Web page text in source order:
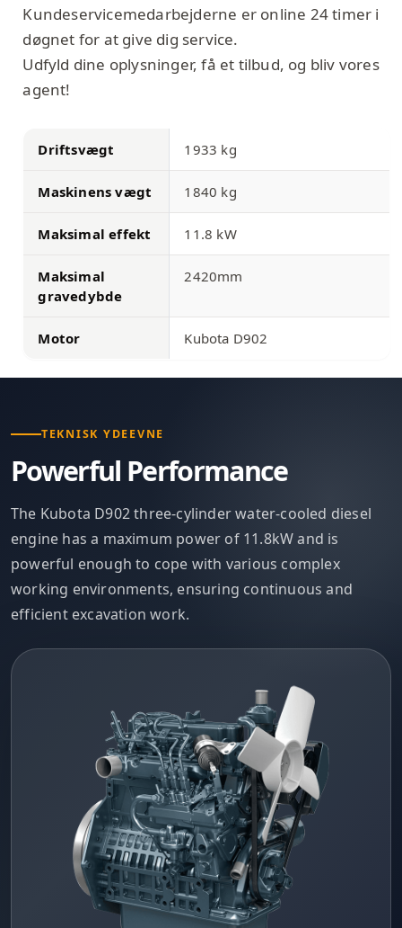
Kundeservicemedarbejderne er online 24 timer i
døgnet for at give dig service.
Udfyld dine oplysninger, få et tilbud, og bliv vores
agent!
Driftsvægt 1933 kg
Maskinens vægt 1840 kg
Maksimal effekt 11.8 kW
Maksimal
gravedybde
2420mm
Motor Kubota D902
TEKNISK YDEEVNE
Powerful Performance
The Kubota D902 three-cylinder water-cooled diesel
engine has a maximum power of 11.8kW and is
powerful enough to cope with various complex
working environments, ensuring continuous and
efficient excavation work.